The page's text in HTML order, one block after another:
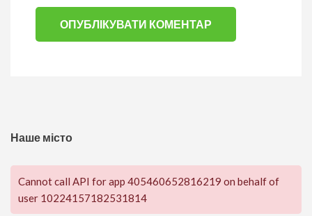
Наше місто
Cannot call API for app 405460652816219 on behalf of
user 10224157182531814